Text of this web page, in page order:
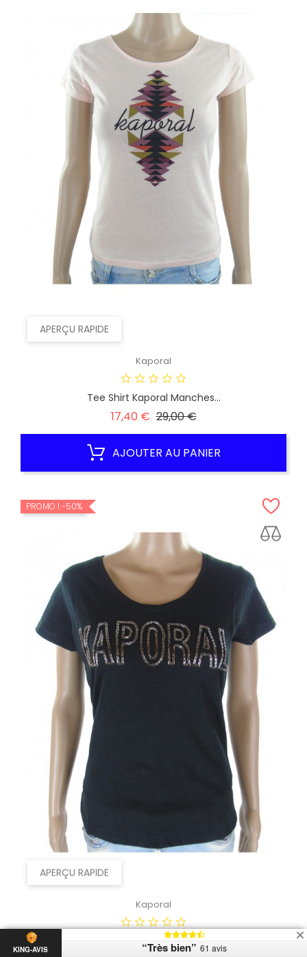
APERÇU RAPIDE
Kaporal
Tee Shirt Kaporal Manches...
17,40 € Prix
29,00 €Prix
AJOUTER AU PANIER
APERÇU RAPIDE
PROMO ! -50%
Kaporal
Tee Shirt Kaporal Femme...
KING-AVIS “Très bien” 61 avis